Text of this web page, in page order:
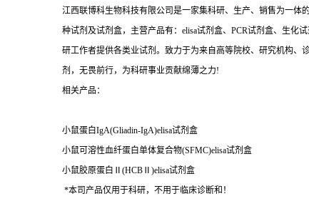
江西联博科生物科技有限公司是一家集科研、生产、销售为一
种试剂及试剂盒，主营产品有：elisa试剂盒、PCR试剂盒、生化
研工作者提供各类业试剂。致力于为来自高等院校、研究机构、
剂，无畏前行，为科研事业贡献绵薄之力!
相关产品：
小鼠蛋白IgA(Gliadin-IgA)elisa试剂盒
小鼠可溶性血纤蛋白单体复合物(SFMC)elisa试剂盒
小鼠胶原蛋白Ⅱ(HCBⅡ)elisa试剂盒
*本司产品仅用于科研，不用于临床诊断和！